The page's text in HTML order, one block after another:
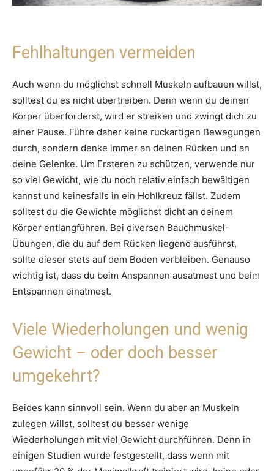
Fehlhaltungen vermeiden
Auch wenn du möglichst schnell Muskeln aufbauen willst,
solltest du es nicht übertreiben. Denn wenn du deinen
Körper überforderst, wird er streiken und zwingt dich zu
einer Pause. Führe daher keine ruckartigen Bewegungen
durch, sondern denke immer an deinen Rücken und an
deine Gelenke. Um Ersteren zu schützen, verwende nur
so viel Gewicht, wie du noch relativ einfach bewältigen
kannst und keinesfalls in ein Hohlkreuz fällst. Zudem
solltest du die Gewichte möglichst dicht an deinem
Körper entlangführen. Bei diversen Bauchmuskel-
Übungen, die du auf dem Rücken liegend ausführst,
sollte dieser stets auf dem Boden verbleiben. Genauso
wichtig ist, dass du beim Anspannen ausatmest und beim
Entspannen einatmest.
Viele Wiederholungen und wenig
Gewicht – oder doch besser
umgekehrt?
Beides kann sinnvoll sein. Wenn du aber an Muskeln
zulegen willst, solltest du besser wenige
Wiederholungen mit viel Gewicht durchführen. Denn in
einigen Studien wurde festgestellt, dass wenn mit